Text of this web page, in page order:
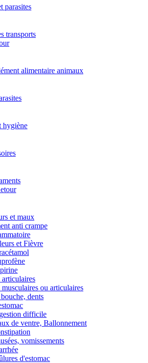
parasites
transports
alimentaire animaux
hygiène
et maux
anti crampe
et Fièvre
ou articulaires
dents
difficile
de ventre, Ballonnement
vomissements
d'estomac